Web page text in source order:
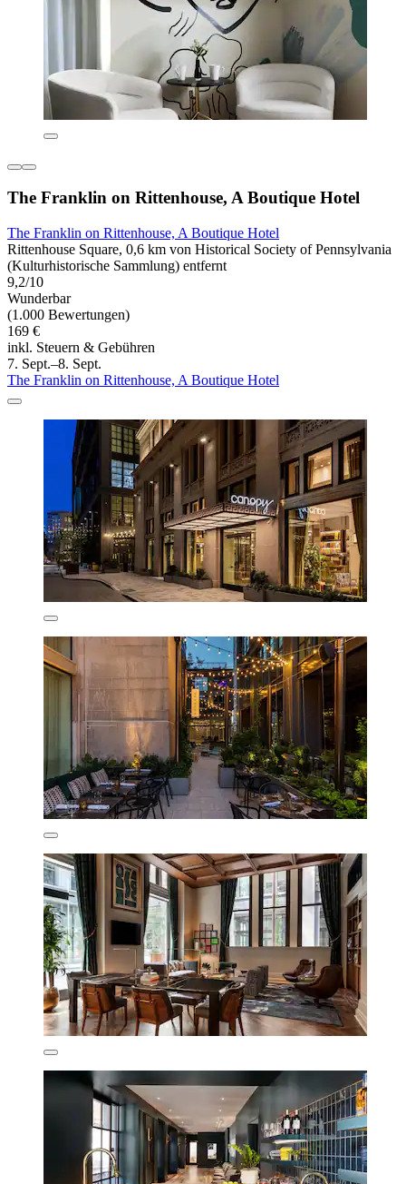
The Franklin on Rittenhouse, A Boutique Hotel
The Franklin on Rittenhouse, A Boutique Hotel
Rittenhouse Square, 0,6 km von Historical Society of Pennsylvania
(Kulturhistorische Sammlung) entfernt
9,2/10
Wunderbar
(1.000 Bewertungen)
169 €
inkl. Steuern & Gebühren
7. Sept.–8. Sept.
The Franklin on Rittenhouse, A Boutique Hotel